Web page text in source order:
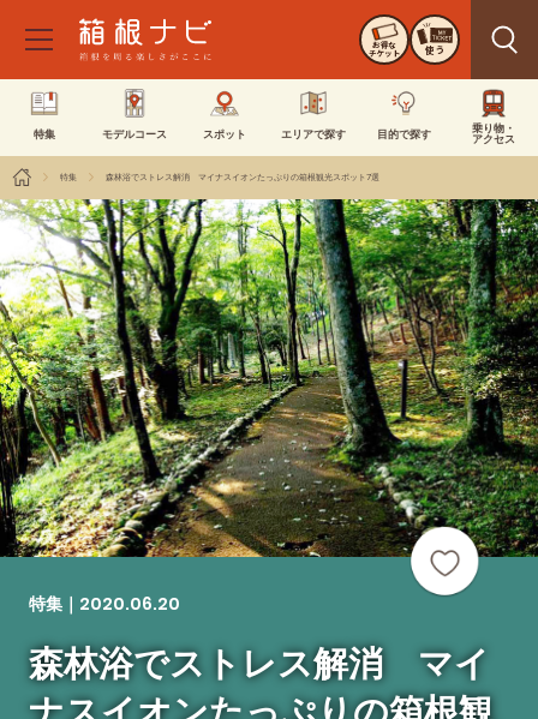
お得な
チケット 使う
特集 モデルコース スポット エリアで探す 目的で探す
乗り物・
アクセス
特集 森林浴でストレス解消 マイナスイオンたっぷりの箱根観光スポット7選
特集｜ 2020.06.20
森林浴でストレス解消 マイ